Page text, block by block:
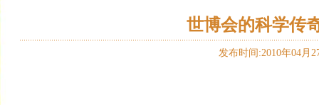
世博会的科学传
发布时间:2010年04月